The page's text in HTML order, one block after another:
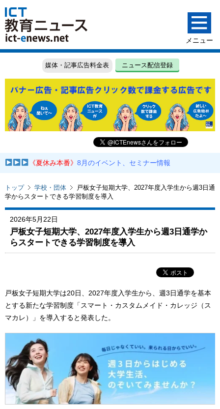
媒体・記事広告料金表 ニュース配信登録
《夏休み本番》8月のイベント、セミナー情報
トップ 学校・団体
戸板女子短期大学、2027年度入学生から週3日通
学からスタートできる学習制度を導入
2026年5月22日
戸板女子短期大学、2027年度入学生から週3日通学か
らスタートできる学習制度を導入
戸板女子短期大学は20日、2027年度入学生から、週3日通学を基本
とする新たな学習制度「スマート・カスタムメイド・カレッジ（ス
マカレ）」を導入すると発表した。